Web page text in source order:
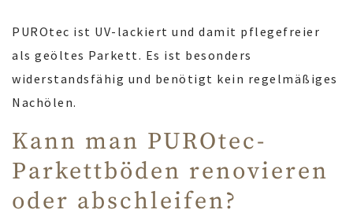
PUROtec ist UV-lackiert und damit pflegefreier
als geöltes Parkett. Es ist besonders
widerstandsfähig und benötigt kein regelmäßiges
Nachölen.
Kann man PUROtec-
Parkettböden renovieren
oder abschleifen?